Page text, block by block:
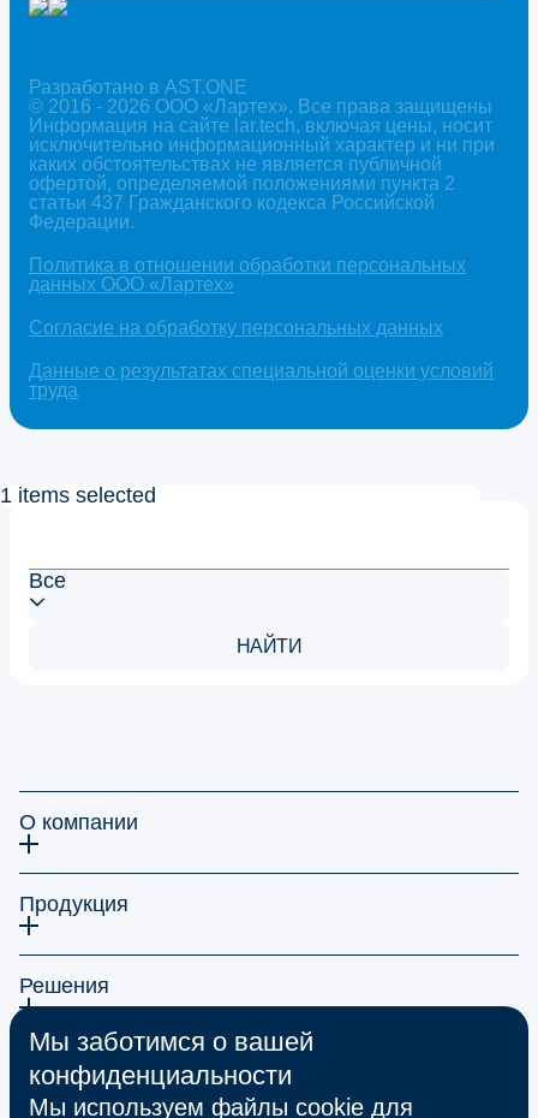
Информация на сайте lar.tech, включая цены, носит
исключительно информационный характер и ни при
каких обстоятельствах не является публичной
офертой, определяемой положениями пункта 2
статьи 437 Гражданского кодекса Российской
Федерации.
Политика в отношении обработки персональных
данных ООО «Лартех»
Согласие на обработку персональных данных
Данные о результатах специальной оценки условий
труда
Разработано в AST.ONE
© 2016 - 2026 ООО «Лартех». Все права защищены
Все
1 items selected
НАЙТИ
О компании
Продукция
Решения
Карьера
Мы заботимся о вашей
конфиденциальности
Мы используем файлы cookie для